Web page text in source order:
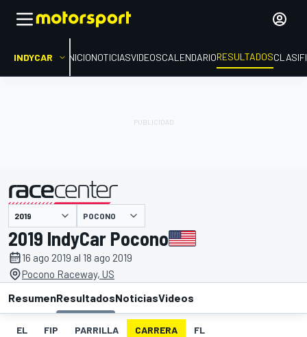
INDYCAR INICIONOTICIASVIDEOSCALENDARIORESULTADOS
presentado por POCONO
2019 IndyCar Pocono
16 ago 2019 al 18 ago 2019
Pocono Raceway, US
ResumenResultadosNoticiasVideos
EL FIP PARRILLA CARRERA FL